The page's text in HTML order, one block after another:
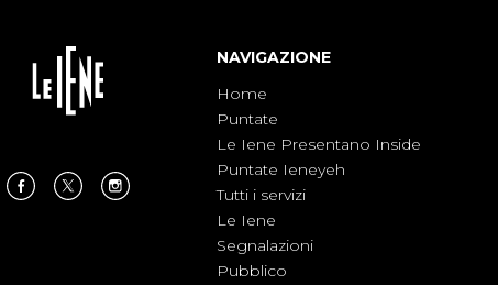
NAVIGAZIONE
Home
Puntate
Le Iene Presentano Inside
Puntate Ieneyeh
Tutti i servizi
Le Iene
Segnalazioni
Pubblico